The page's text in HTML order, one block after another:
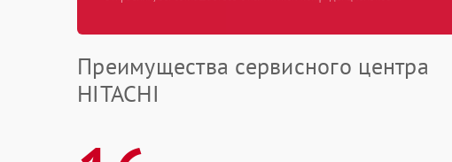
Преимущества сервисного центра
HITACHI